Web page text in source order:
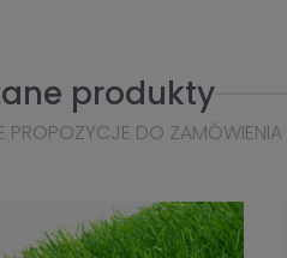
produkty
PROPOZYCJE DO ZAMÓWIENIA